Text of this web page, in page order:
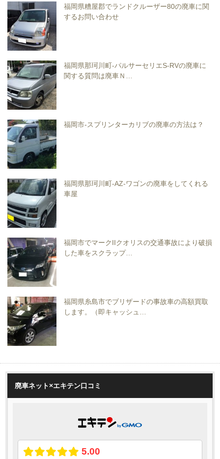
福岡県糟屋郡でランドクルーザー80の廃車に関
するお問い合わせ
福岡県那珂川町-パルサーセリエS-RVの廃車に
関する質問は廃車Ｎ…
福岡市-スプリンターカリブの廃車の方法は？
福岡県那珂川町-AZ-ワゴンの廃車をしてくれる
車屋
福岡市でマークIIクオリスの交通事故により破損
した車をスクラップ…
福岡県糸島市でブリザードの事故車の高額買取
します。（即キャッシュ…
廃車ネット×エキテン口コミ